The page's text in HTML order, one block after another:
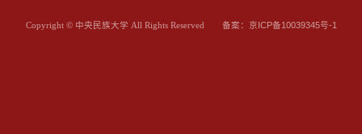
Copyright © 中央民族大学 All Rights Reserved 备案：京ICP备10039345号-1